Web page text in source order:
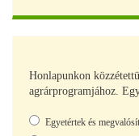
Honlapunkon
agrárprogramjához.
Választások
Egyetértek és